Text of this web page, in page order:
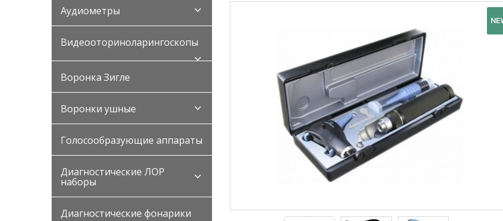
Аудиометры
Видеооториноларингоскопы
Воронка Зигле
Воронки ушные
Голосообразующие аппараты
Диагностические ЛОР
наборы
Диагностические фонарики